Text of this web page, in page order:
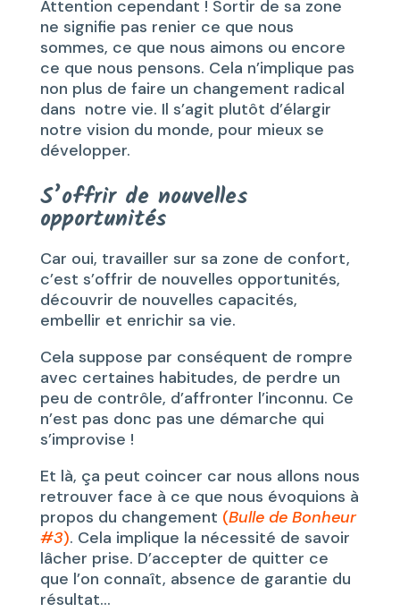
Attention cependant ! Sortir de sa zone
ne signifie pas renier ce que nous
sommes, ce que nous aimons ou encore
ce que nous pensons. Cela n’implique pas
non plus de faire un changement radical
dans notre vie. Il s’agit plutôt d’élargir
notre vision du monde, pour mieux se
développer.
S’offrir de nouvelles
opportunités
Car oui, travailler sur sa zone de confort,
c’est s’offrir de nouvelles opportunités,
découvrir de nouvelles capacités,
embellir et enrichir sa vie.
Cela suppose par conséquent de rompre
avec certaines habitudes, de perdre un
peu de contrôle, d’affronter l’inconnu. Ce
n’est pas donc pas une démarche qui
s’improvise !
Et là, ça peut coincer car nous allons nous
retrouver face à ce que nous évoquions à
propos du changement (Bulle de Bonheur
#3). Cela implique la nécessité de savoir
lâcher prise. D’accepter de quitter ce
que l’on connaît, absence de garantie du
résultat…